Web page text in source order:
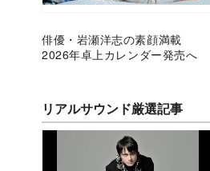
俳優・岩瀬洋志の素顔満載
2026年卓上カレンダー発売へ
リアルサウンド厳選記事